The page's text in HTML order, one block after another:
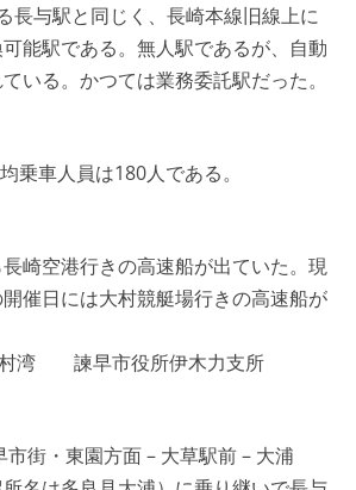
長与駅と同じく、長崎本線旧線上に
能駅である。無人駅であるが、自動
いる。かつては業務委託駅だった。
乗車人員は180人である。
崎空港行きの高速船が出ていた。現
催日には大村競艇場行きの高速船が
湾 諫早市役所伊木力支所
街・東園方面 – 大草駅前 – 大浦